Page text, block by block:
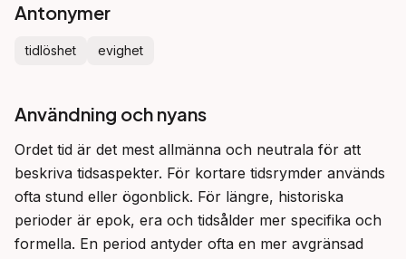
Antonymer
tidlöshet evighet
Användning och nyans
Ordet tid är det mest allmänna och neutrala för att
beskriva tidsaspekter. För kortare tidsrymder används
ofta stund eller ögonblick. För längre, historiska
perioder är epok, era och tidsålder mer specifika och
formella. En period antyder ofta en mer avgränsad